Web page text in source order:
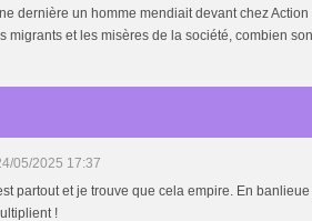
dernière un homme mendiait devant chez Action
migrants et les misères de la société, combien
05/2025 17:37
partout et je trouve que cela empire. En
!